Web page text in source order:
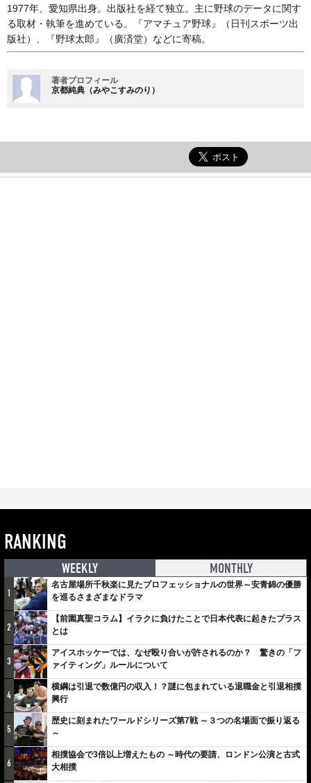
1977年、愛知県出身。出版社を経て独立。主に野球のデータに関す
る取材・執筆を進めている。『アマチュア野球』（日刊スポーツ出
版社）、『野球太郎』（廣済堂）などに寄稿。
著者プロフィール
京都純典（みやこすみのり）
RANKING
WEEKLY MONTHLY
1
名古屋場所千秋楽に見たプロフェッショナルの世界～安青錦の優勝
を巡るさまざまなドラマ
2
【前園真聖コラム】イラクに負けたことで日本代表に起きたプラス
とは
3
アイスホッケーでは、なぜ殴り合いが許されるのか？ 驚きの「フ
ァイティング」ルールについて
4
横綱は引退で数億円の収入！？謎に包まれている退職金と引退相撲
興行
5
歴史に刻まれたワールドシリーズ第7戦 ～３つの名場面で振り返る
～
6
相撲協会で3倍以上増えたもの ～時代の要請、ロンドン公演と古式
大相撲